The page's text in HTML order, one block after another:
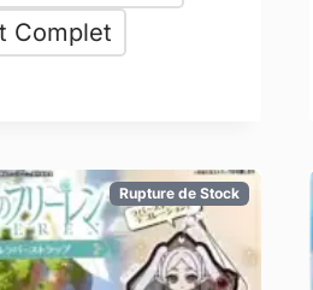
Complet
Rupture de Stock